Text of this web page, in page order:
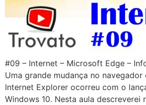
#09 – Internet – Microsoft Edge –
Uma grande mudança no
Internet Explorer ocorreu com o
Windows 10. Nesta aula descreverei